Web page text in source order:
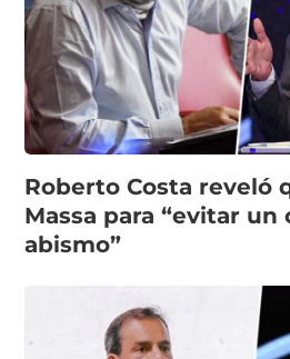
Roberto Costa reveló
Massa para “evitar un
abismo”